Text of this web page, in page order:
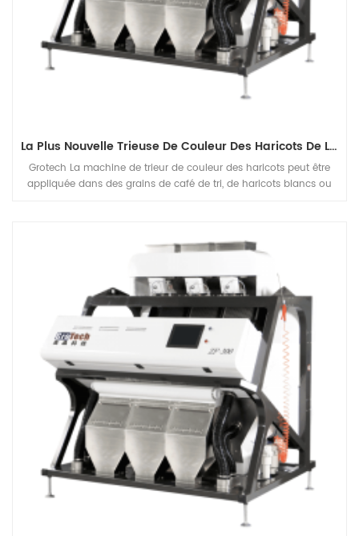
La Plus Nouvelle Trieuse De Couleur Des Haricots De L'innovation Technologique Pour Différents Haricots Triés
Grotech La machine de trieur de couleur des haricots peut être
appliquée dans des grains de café de tri, de haricots blancs ou